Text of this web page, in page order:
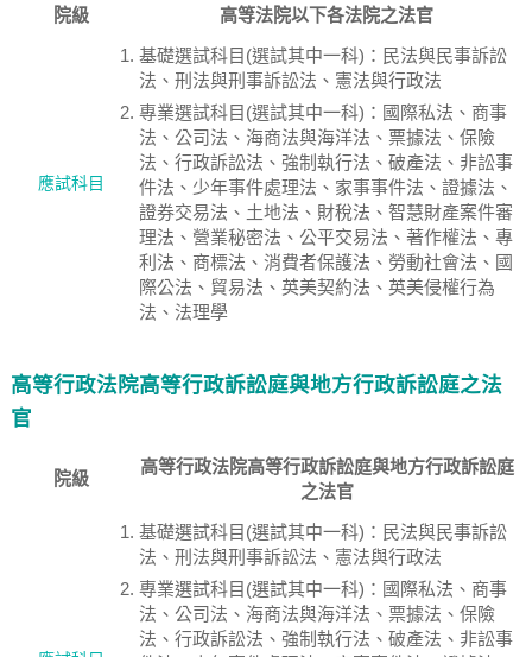
院級 高等法院以下各法院之法官
應試科目
基礎選試科目(選試其中一科)：民法與民事訴訟
法、刑法與刑事訴訟法、憲法與行政法
專業選試科目(選試其中一科)：國際私法、商事
法、公司法、海商法與海洋法、票據法、保險
法、行政訴訟法、強制執行法、破產法、非訟事
件法、少年事件處理法、家事事件法、證據法、
證券交易法、土地法、財稅法、智慧財產案件審
理法、營業秘密法、公平交易法、著作權法、專
利法、商標法、消費者保護法、勞動社會法、國
際公法、貿易法、英美契約法、英美侵權行為
法、法理學
高等行政法院高等行政訴訟庭與地方行政訴訟庭之法
官
院級
高等行政法院高等行政訴訟庭與地方行政訴訟庭
之法官
基礎選試科目(選試其中一科)：民法與民事訴訟
法、刑法與刑事訴訟法、憲法與行政法
專業選試科目(選試其中一科)：國際私法、商事
法、公司法、海商法與海洋法、票據法、保險
法、行政訴訟法、強制執行法、破產法、非訟事